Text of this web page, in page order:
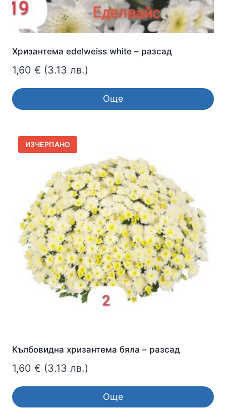
Хризантема edelweiss white – разсад
1,60 € (3.13 лв.)
Още
ИЗЧЕРПАНО
Кълбовидна хризантема бяла – разсад
1,60 € (3.13 лв.)
Още